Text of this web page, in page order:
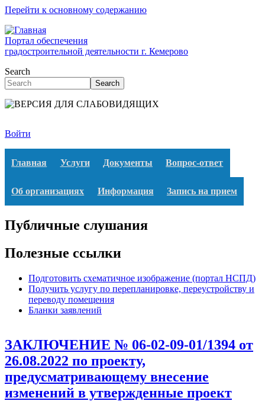
Перейти к основному содержанию
Портал обеспечения
градостроительной деятельности г. Кемерово
Search
Search
Войти
Главная Услуги Документы Вопрос-ответ
Об организациях Информация Запись на прием
Публичные слушания
Полезные ссылки
Подготовить схематичное изображение (портал НСПД)
Получить услугу по перепланировке, переустройству и
переводу помещения
Бланки заявлений
ЗАКЛЮЧЕНИЕ № 06-02-09-01/1394 от
26.08.2022 по проекту,
предусматривающему внесение
изменений в утвержденные проект